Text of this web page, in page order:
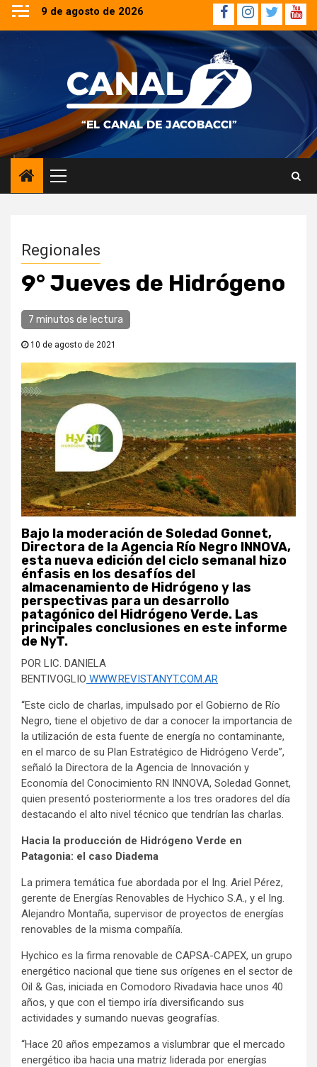
Saltar
contenido
9 de agosto de 2026 Facebook
Instagram
Twitter
Menú
principal
Regionales
9° Jueves de Hidrógeno
7 minutos de lectura
10 de agosto de 2021
Bajo la moderación de Soledad Gonnet,
Directora de la Agencia Río Negro INNOVA,
esta nueva edición del ciclo semanal hizo
énfasis en los desafíos del
almacenamiento de Hidrógeno y las
perspectivas para un desarrollo
patagónico del Hidrógeno Verde. Las
principales conclusiones en este informe
de NyT.
POR LIC. DANIELA
BENTIVOGLIO WWW.REVISTANYT.COM.AR
“Este ciclo de charlas, impulsado por el Gobierno de Río
Negro, tiene el objetivo de dar a conocer la importancia de
la utilización de esta fuente de energía no contaminante,
en el marco de su Plan Estratégico de Hidrógeno Verde”,
señaló la Directora de la Agencia de Innovación y
Economía del Conocimiento RN INNOVA, Soledad Gonnet,
quien presentó posteriormente a los tres oradores del día
destacando el alto nivel técnico que tendrían las charlas.
Hacia la producción de Hidrógeno Verde en
Patagonia: el caso Diadema
La primera temática fue abordada por el Ing. Ariel Pérez,
gerente de Energías Renovables de Hychico S.A., y el Ing.
Alejandro Montaña, supervisor de proyectos de energías
renovables de la misma compañía.
Hychico es la firma renovable de CAPSA-CAPEX, un grupo
energético nacional que tiene sus orígenes en el sector de
Oil & Gas, iniciada en Comodoro Rivadavia hace unos 40
años, y que con el tiempo iría diversificando sus
actividades y sumando nuevas geografías.
“Hace 20 años empezamos a vislumbrar que el mercado
energético iba hacia una matriz liderada por energías